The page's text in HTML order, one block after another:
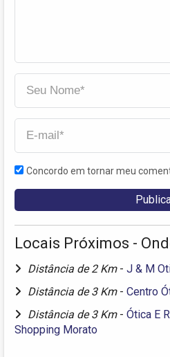
Concordo em tornar meu
Locais Próximos -
Distância de 2 Km - J & M
Distância de 3 Km - Centro
Distância de 3 Km - Ótica E
Shopping Morato